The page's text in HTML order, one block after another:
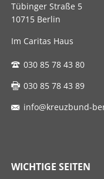
Tübinger Straße 5
10715 Berlin
Im Caritas Haus
030 85 78 43 80
030 85 78 43 89
info@kreuzbund-
WICHTIGE SEITEN